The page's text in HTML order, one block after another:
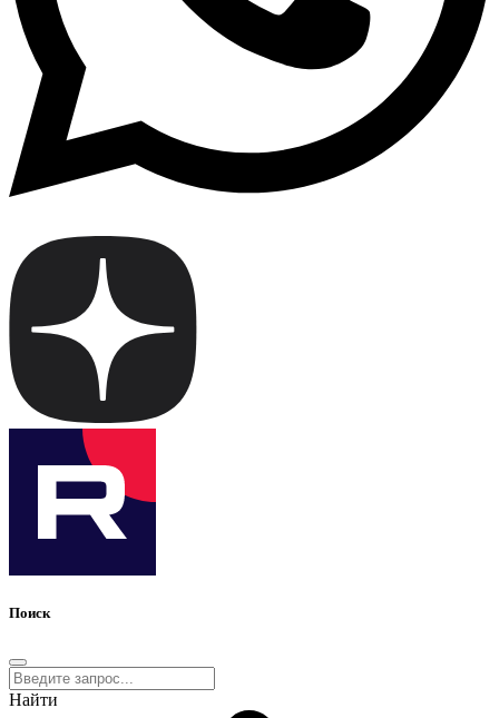
Поиск
Найти